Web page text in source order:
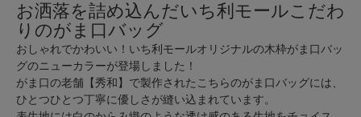
お洒落を詰め込んだいち利モールこだわ
りのがま口バッグ
おしゃれでかわいい！いち利モールオリジナルの木枠がま口バッ
グのニューカラーが登場しました！
がま口の老舗【秀和】で製作されたこちらのがま口バッグには、
ひとつひとつ丁寧に優しさが縫い込まれています。